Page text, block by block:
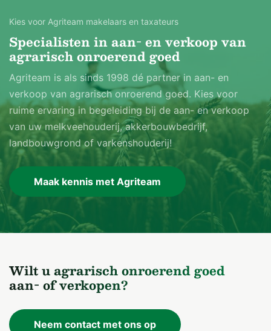
opgetrokken uit halfsteensmetselwerk met een houten
spantconstructie en is gedekt met pannen. De vloer is
verhard met beton.
Voorts aanwezig:
- een vaste mestopslag;
- een kavelpad verhard met plaatroosters en klinkers.
Ruwvoeropslag
- 3 kuilplaten van ca. 8 m x 50 m, verhard met klinkers
en asfalt op beton.
Erfverharding
Wilt u de uitgebreide verkoopbrochure en/of het
kantoor.
Kies voor Agriteam makelaars en taxateurs
Specialisten in aan- en verkoop van
agrarisch onroerend goed
Agriteam is als sinds 1998 dé partner in aan- en
verkoop van agrarisch onroerend goed. Kies voor
ruime ervaring in begeleiding bij de aan- en verkoop
van uw melkveehouderij, akkerbouwbedrijf,
landbouwgrond of varkenshouderij!
Maak kennis met Agriteam
Wilt u agrarisch onroerend goed
aan- of verkopen?
Neem contact met ons op